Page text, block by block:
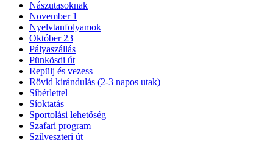
Nászutasoknak
November 1
Nyelvtanfolyamok
Október 23
Pályaszállás
Pünkösdi út
Repülj és vezess
Rövid kirándulás (2-3 napos utak)
Síbérlettel
Síoktatás
Sportolási lehetőség
Szafari program
Szilveszteri út